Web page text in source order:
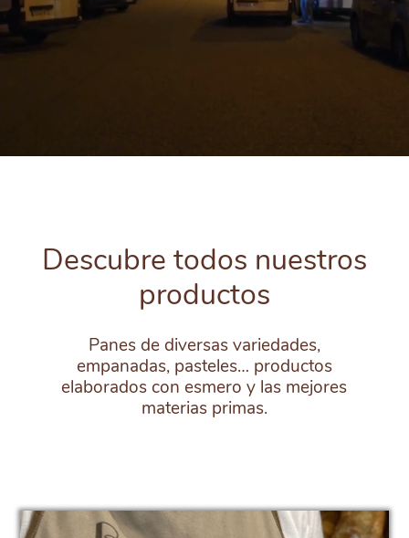
Descubre todos nuestros
productos
Panes de diversas variedades,
empanadas, pasteles… productos
elaborados con esmero y las mejores
materias primas.